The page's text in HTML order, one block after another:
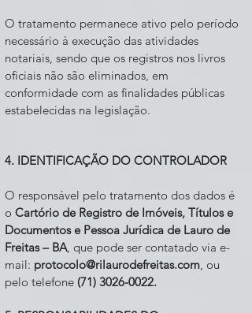
O tratamento permanece ativo pelo período
necessário à execução das atividades
notariais, sendo que os registros nos livros
oficiais não são eliminados, em
conformidade com as finalidades públicas
estabelecidas na legislação.
4. IDENTIFICAÇÃO DO CONTROLADOR
O responsável pelo tratamento dos dados é
o Cartório de Registro de Imóveis, Títulos e
Documentos e Pessoa Jurídica de Lauro de
Freitas – BA, que pode ser contatado via e-
mail: protocolo@rilaurodefreitas.com, ou
pelo telefone (71) 3026-0022.